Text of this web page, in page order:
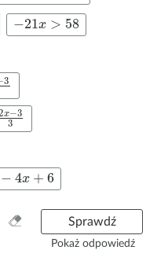
−21x>58
W
Sprawdź
Pokaż odpowiedź